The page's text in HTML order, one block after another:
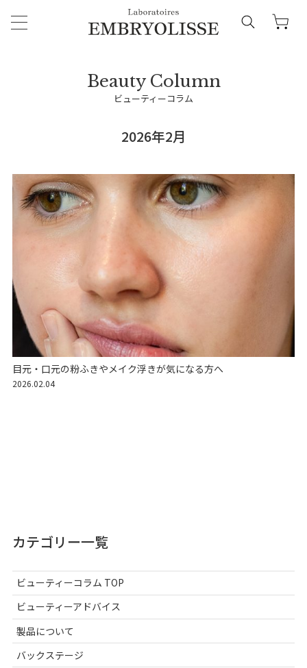
ビューティーコラム
2026年2月
目元・口元の粉ふきやメイク浮きが気になる方へ
2026.02.04
カテゴリー一覧
ビューティーコラム TOP
ビューティーアドバイス
製品について
バックステージ